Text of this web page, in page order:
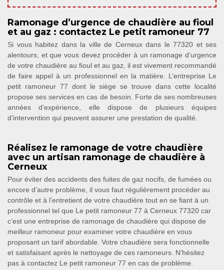
Ramonage d’urgence de chaudière au fioul
et au gaz : contactez Le petit ramoneur 77
Si vous habitez dans la ville de Cerneux dans le 77320 et ses
alentours, et que vous devez procéder à un ramonage d’urgence
de votre chaudière au fioul et au gaz, il est vivement recommandé
de faire appel à un professionnel en la matière. L’entreprise Le
petit ramoneur 77 dont le siège se trouve dans cette localité
propose ses services en cas de besoin. Forte de ses nombreuses
années d’expérience, elle dispose de plusieurs équipes
d’intervention qui peuvent assurer une prestation de qualité.
Réalisez le ramonage de votre chaudière
avec un artisan ramonage de chaudière à
Cerneux
Pour éviter des accidents des fuites de gaz nocifs, de fumées ou
encore d’autre problème, il vous faut régulièrement procéder au
contrôle et à l’entretient de votre chaudière tout en se fiant à un
professionnel tel que Le petit ramoneur 77 à Cerneux 77320 car
c’est une entreprise de ramonage de chaudière qui dispose de
meilleur ramoneur pour examiner votre chaudière en vous
proposant un tarif abordable. Votre chaudière sera fonctionnelle
et satisfaisant après le nettoyage de ces ramoneurs. N’hésitez
pas à contactez Le petit ramoneur 77 en cas de problème.